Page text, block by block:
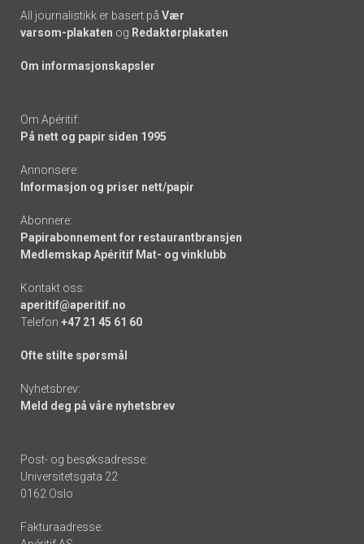
All journalistikk er basert på Vær
varsom-plakaten og Redaktørplakaten
Om informasjonskapsler
Om Apéritif:
På nett og papir siden 1995
Annonsere:
Informasjon og priser nett/papir
Abonnere:
Papirabonnement for restaurantbransjen
Medlemskap Apéritif Mat- og vinklubb
Kontakt oss:
aperitif@aperitif.no
Telefon +47 21 45 61 60
Ofte stilte spørsmål
Nyhetsbrev:
Meld deg på våre nyhetsbrev
Post- og besøksadresse:
Universitetsgata 22
0162 Oslo
Fakturaadresse: